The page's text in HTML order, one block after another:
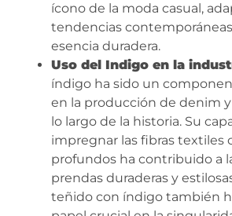
ícono de la moda casual,
tendencias
esencia duradera.
Uso del Indigo en la
índigo ha sido un
en la producción de denim
lo largo de la historia. Su
impregnar las fibras textiles
profundos ha contribuido a
prendas duraderas y
teñido con índigo también